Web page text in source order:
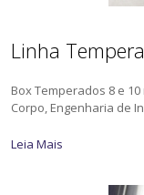
Linha
Box Temperados 8 e
Corpo, Engenharia de
Leia Mais